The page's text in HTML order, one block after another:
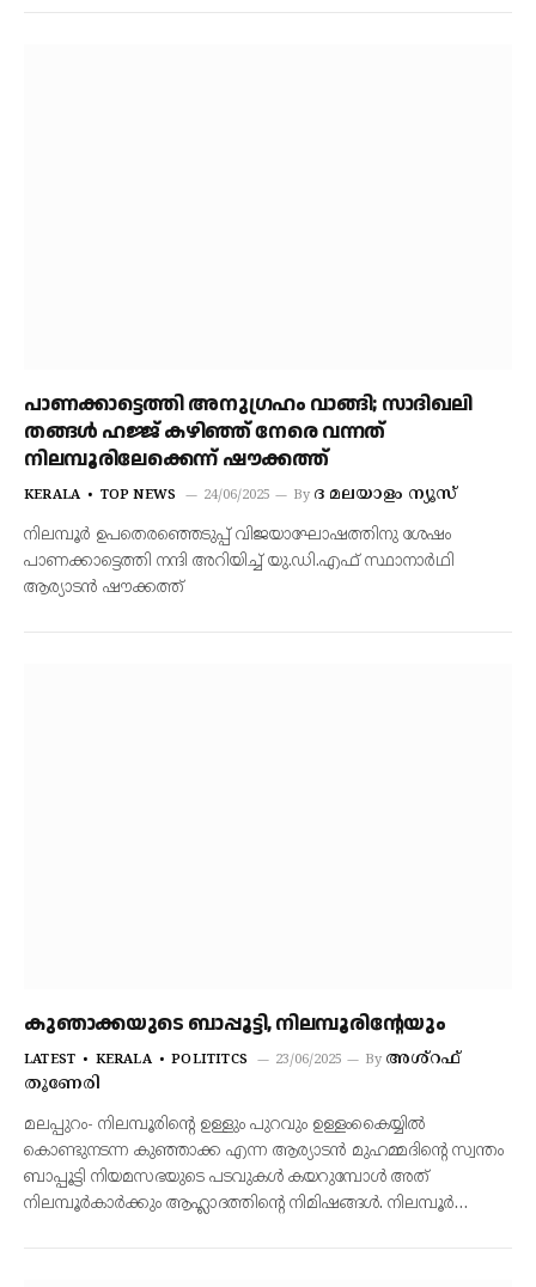
പാണക്കാട്ടെത്തി അനുഗ്രഹം വാങ്ങി; സാദിഖലി
തങ്ങള്‍ ഹജ്ജ് കഴിഞ്ഞ് നേരെ വന്നത്
നിലമ്പൂരിലേക്കെന്ന് ഷൗക്കത്ത്
KERALA TOP NEWS 24/06/2025 By ദ മലയാളം ന്യൂസ്
നിലമ്പൂര്‍ ഉപതെരഞ്ഞെടുപ്പ് വിജയാഘോഷത്തിനു ശേഷം
പാണക്കാട്ടെത്തി നന്ദി അറിയിച്ച് യു.ഡി.എഫ് സ്ഥാനാര്‍ഥി
ആര്യാടന്‍ ഷൗക്കത്ത്
കുഞാക്കയുടെ ബാപ്പൂട്ടി, നിലമ്പൂരിന്റേയും
LATEST KERALA POLITITCS 23/06/2025 By അശ്‌റഫ്
തൂണേരി
മലപ്പുറം- നിലമ്പൂരിന്റെ ഉള്ളും പുറവും ഉള്ളംകൈയ്യില്‍
കൊണ്ടുനടന്ന കുഞ്ഞാക്ക എന്ന ആര്യാടന്‍ മുഹമ്മദിന്റെ സ്വന്തം
ബാപ്പൂട്ടി നിയമസഭയുടെ പടവുകള്‍ കയറുമ്പോള്‍ അത്
നിലമ്പൂര്‍കാര്‍ക്കും ആഹ്ലാദത്തിന്റെ നിമിഷങ്ങള്‍. നിലമ്പൂര്‍…